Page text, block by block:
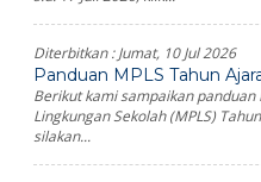
Diterbitkan :Jumat, 10 Jul 2026
Panduan MPLS Tahun
Berikut kami sampaikan panduan
Lingkungan Sekolah (MPLS)
silakan...